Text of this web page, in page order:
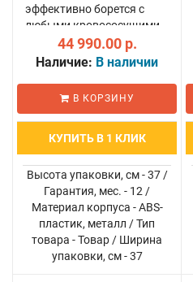
эффективно борется с
любыми кровососущими
насекомыми, включая мух
и слепней; действует на
весь летний сезон..
44 990.00 р.
Наличие: В наличии
В КОРЗИНУ
КУПИТЬ В 1 КЛИК
Высота упаковки, см - 37 /
Гарантия, мес. - 12 /
Материал корпуса - ABS-
пластик, металл / Тип
товара - Товар / Ширина
упаковки, см - 37